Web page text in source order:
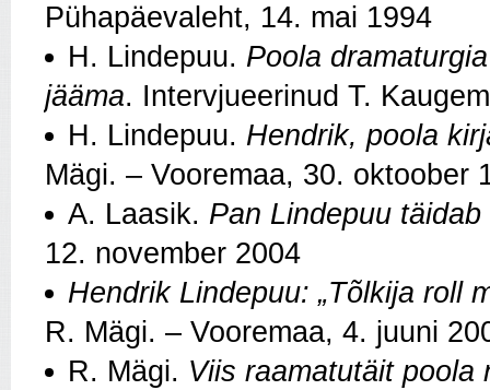
Pühapäevaleht, 14. mai 1994
H. Lindepuu. Poola
jääma. Intervjueerinud T.
H. Lindepuu. Hendrik, poola
Mägi. – Vooremaa, 30. oktoober
A. Laasik. Pan Lindepuu
12. november 2004
Hendrik Lindepuu: „Tõlkija roll
R. Mägi. – Vooremaa, 4. juuni
R. Mägi. Viis raamatutäit poola